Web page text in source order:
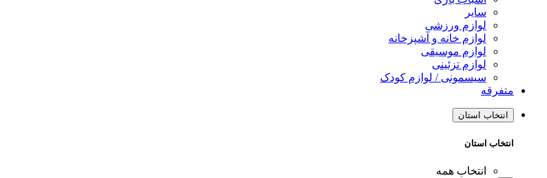
سایر
لوازم ورزشی
لوازم خانه و آشپزخانه
لوازم موسیقی
لوازم تزئینی
سیسمونی / لوازم کودک
متفرقه
انتخاب استان
انتخاب استان
انتخاب همه